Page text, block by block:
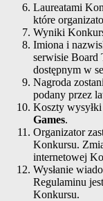
Laureatami
które
Wyniki
Imiona i
serwisie Board
dostępnym w
Nagroda
podany przez
Koszty
Games.
Organizator
Konkursu.
internetowej
Wysłanie
Regulaminu
Konkursu.